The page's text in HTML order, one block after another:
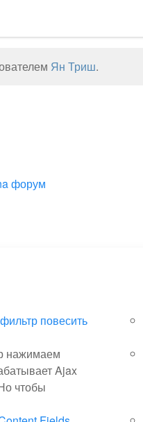
Ян Триш.
форум
повесить
нажимаем
Ajax
чтобы